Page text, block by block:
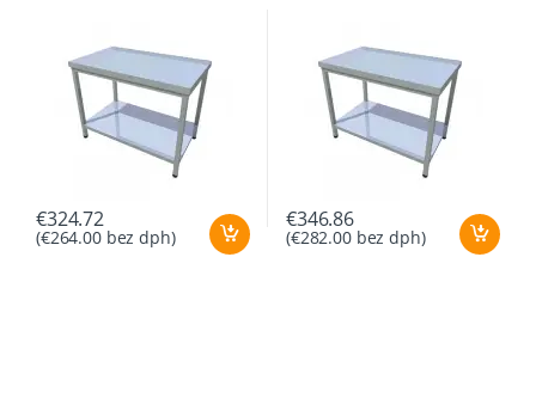
€324.72
(€264.00bez dph)
€346.86
(€282.00bez dph)